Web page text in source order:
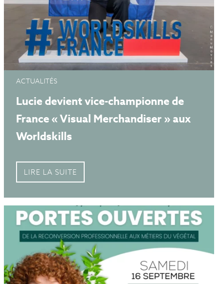
ACTUALITÉS
Lucie devient vice-championne de
France « Visual Merchandiser » aux
Worldskills
LIRE LA SUITE